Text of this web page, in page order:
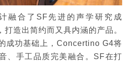
融合了SF先进的声学研究成
造出简约而又具内涵的产品。
成功基础上，Concertino G4将
、手工品质完美融合。SF在打